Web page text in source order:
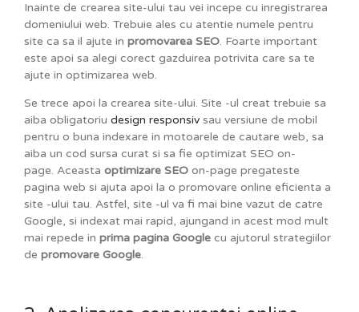
Inainte de crearea site-ului tau vei incepe cu inregistrarea
domeniului web. Trebuie ales cu atentie numele pentru
site ca sa il ajute in promovarea SEO. Foarte important
este apoi sa alegi corect gazduirea potrivita care sa te
ajute in optimizarea web.
Se trece apoi la crearea site-ului. Site -ul creat trebuie sa
aiba obligatoriu design responsiv sau versiune de mobil
pentru o buna indexare in motoarele de cautare web, sa
aiba un cod sursa curat si sa fie optimizat SEO on-
page. Aceasta optimizare SEO on-page pregateste
pagina web si ajuta apoi la o promovare online eficienta a
site -ului tau. Astfel, site -ul va fi mai bine vazut de catre
Google, si indexat mai rapid, ajungand in acest mod mult
mai repede in prima pagina Google cu ajutorul strategiilor
de promovare Google.